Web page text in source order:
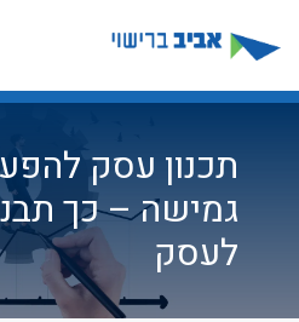
לתוכן
תכנון עסק
גמישה – כך
לעסק